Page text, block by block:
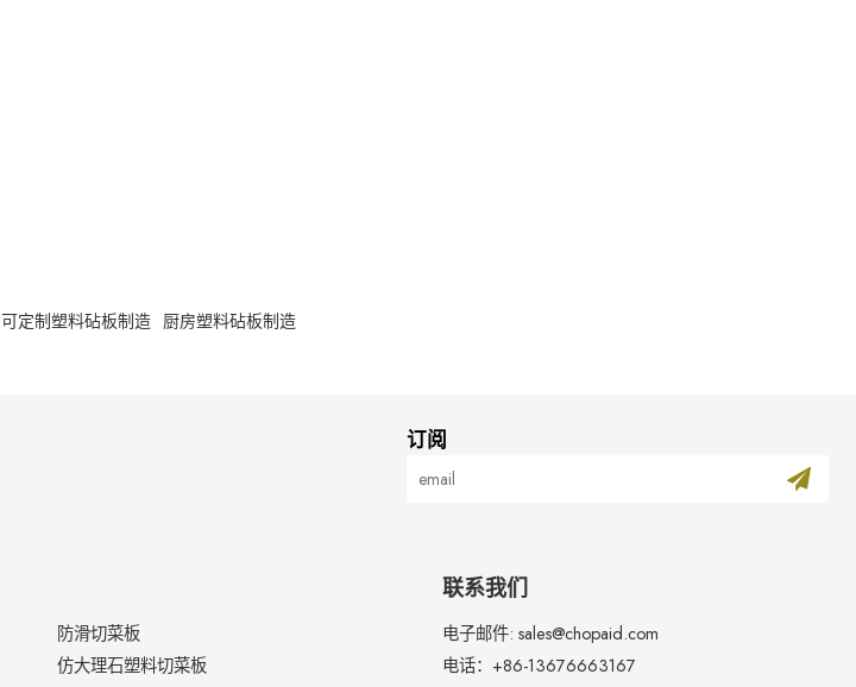
可定制塑料砧板制造 厨房塑料砧板制造
订阅
防滑切菜板
仿大理石塑料切菜板
联系我们
电子邮件: sales@chopaid.com
电话：+86-13676663167